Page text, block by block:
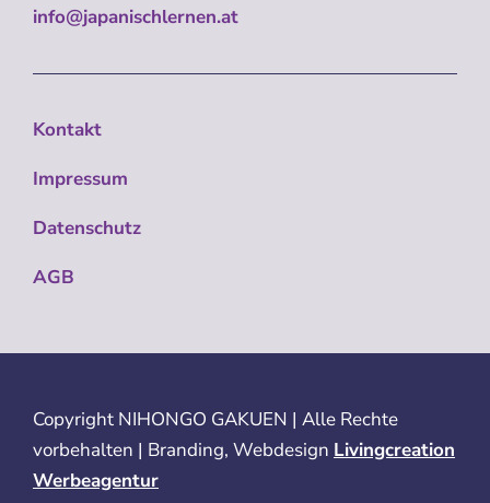
info@japanischlernen.at
Kontakt
Impressum
Datenschutz
AGB
Copyright NIHONGO GAKUEN | Alle Rechte
vorbehalten | Branding, Webdesign Livingcreation
Werbeagentur